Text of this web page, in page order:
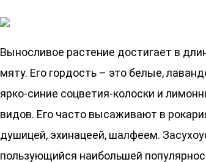
Выносливое растение достигает в
мяту. Его гордость – это белые,
ярко-синие соцветия-колоски и
видов. Его часто высаживают в
душицей, эхинацеей, шалфеем.
пользующийся наибольшей